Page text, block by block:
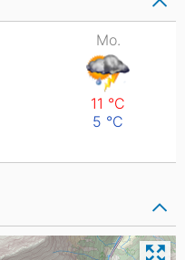
Mo.
11 °C
5 °C